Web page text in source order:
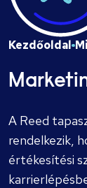
Kezdőoldal
A Reed
rendelkezik,
értékesítési